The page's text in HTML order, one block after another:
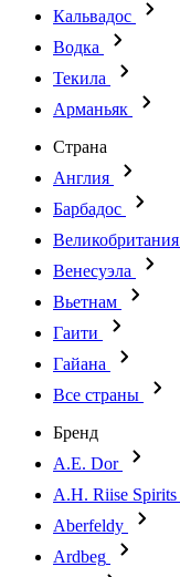
Кальвадос
Водка
Текила
Арманьяк
Страна
Англия
Барбадос
Великобритания
Венесуэла
Вьетнам
Гаити
Гайана
Все страны
Бренд
A.E. Dor
A.H. Riise Spirits
Aberfeldy
Ardbeg